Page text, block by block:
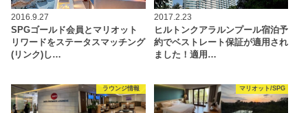
2016.9.27
SPGゴールド会員とマリオット
リワードをステータスマッチング
(リンク)し…
2017.2.23
ヒルトンクアラルンプール宿泊予
約でベストレート保証が適用され
ました！適用…
ラウンジ情報 マリオット/SPG